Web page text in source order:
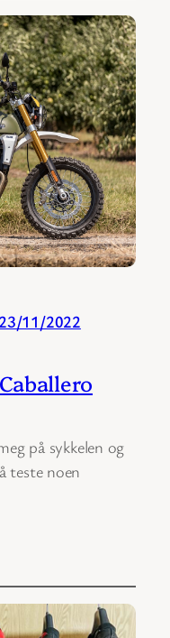
23/11/2022
på sykkelen og
teste noen